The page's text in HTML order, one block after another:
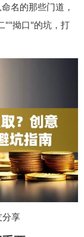
名的那些门道，
""拗口"的坑，打
享